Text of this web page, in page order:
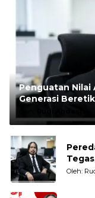
Penguatan Nilai
Generasi
Rudi Andesta
Oleh: